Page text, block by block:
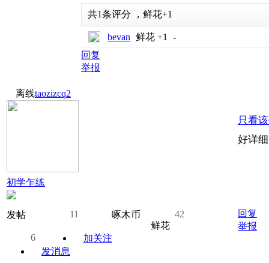
共1条评分 ， 鲜花+1
bevan 鲜花 +1
-
回复
举报
离线taozizcq2
初学乍练
发帖 11 啄木币
42
鲜花
6
加关注
发消息
只看
好详
回复
举报